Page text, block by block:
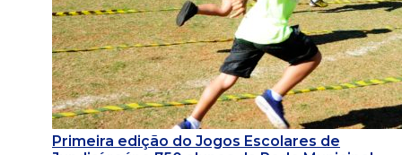
Primeira edição do Jogos Escolares de